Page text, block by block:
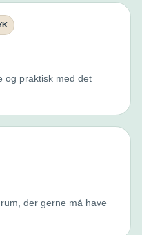
og praktisk med det
der gerne må have